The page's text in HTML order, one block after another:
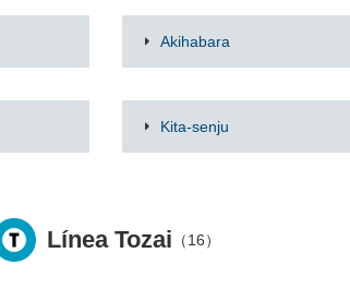
Akihabara
Kita-senju
Línea Tozai （16）